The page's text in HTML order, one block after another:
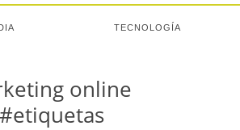
TECNOLOGÍA
online